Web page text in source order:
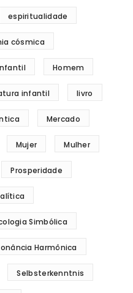
espiritualidade
cósmica
Homem
infantil livro
Mercado
Mujer Mulher
Prosperidade
Simbólica
Harmônica
Selbsterkenntnis